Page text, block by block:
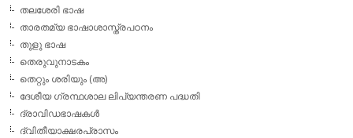
തലശേരി ഭാഷ
താരതമ്യ ഭാഷാശാസ്ത്രപഠനം
തുളു ഭാഷ
തെരുവുനാടകം
തെറ്റും ശരിയും (അ)
ദേശീയ ഗ്രന്ഥശാല ലിപ്യന്തരണ പദ്ധതി
ദ്രാവിഡഭാഷകള്‍
ദ്വിതീയാക്ഷരപ്രാസം